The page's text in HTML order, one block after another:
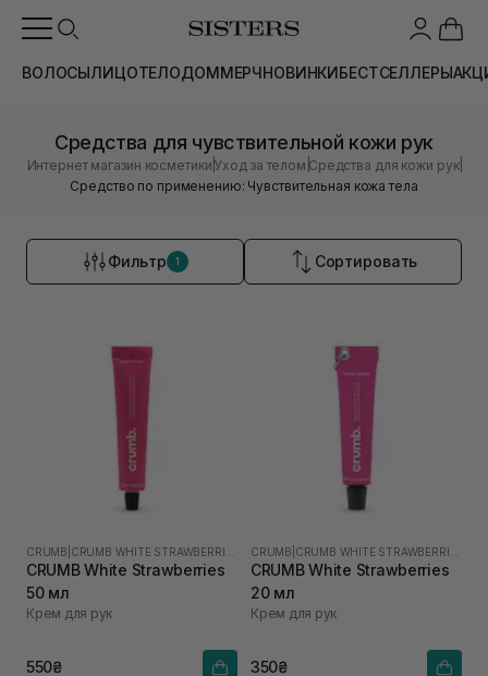
ВОЛОСЫЛИЦОТЕЛОДОММЕРЧНОВИНКИБЕСТСЕЛЛЕРЫ
Средства для чувствительной кожи рук
Интернет магазин косметики |Уход за телом |Средства для кожи рук|
Средство по применению: Чувствительная кожа тела
Фильтр 1 Сортировать
CRUMB
CRUMB White Strawberries
50 мл
Крем для рук
550₴
CRUMB
CRUMB White Strawberries
20 мл
Крем для рук
350₴